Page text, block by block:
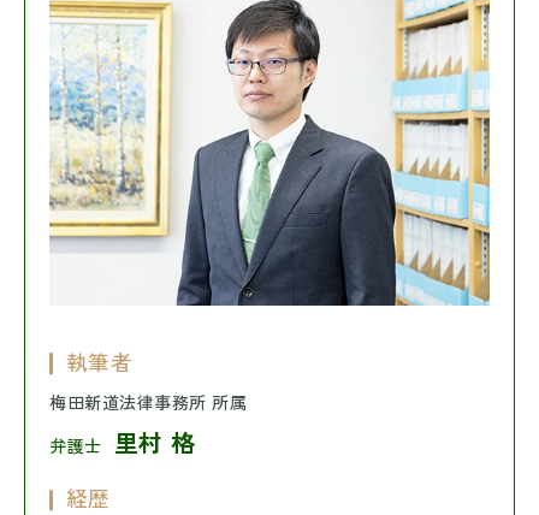
執筆者
梅田新道法律事務所 所属
弁護士
里村 格
経歴